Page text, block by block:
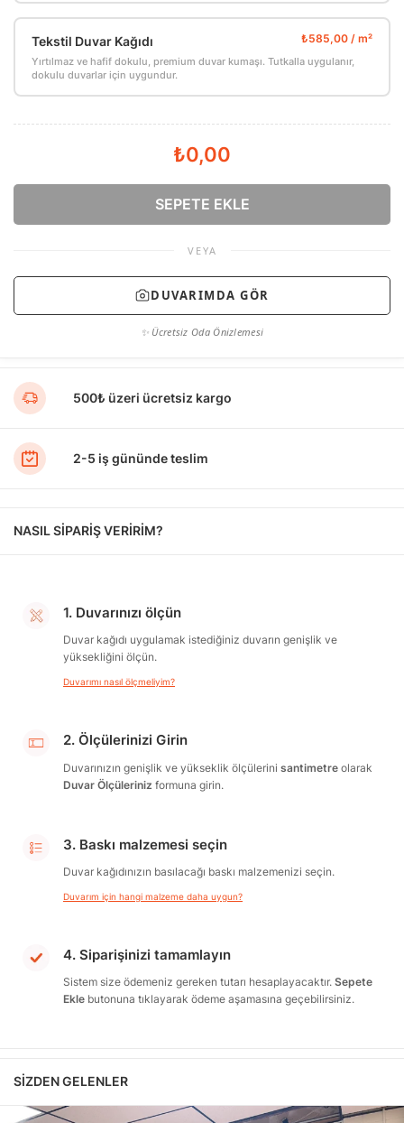
Tekstil Duvar Kağıdı
Yırtılmaz ve hafif dokulu, premium duvar kumaşı. Tutkalla uygulanır,
dokulu duvarlar için uygundur.
₺0,00
SEPETE EKLE
VEYA
DUVARIMDA GÖR
✨ Ücretsiz Oda Önizlemesi
500₺ üzeri ücretsiz kargo
2-5 iş gününde teslim
NASIL SİPARİŞ VERİRİM?
1. Duvarınızı ölçün
Duvar kağıdı uygulamak istediğiniz duvarın genişlik ve
yüksekliğini ölçün.
Duvarımı nasıl ölçmeliyim?
2. Ölçülerinizi Girin
Duvarınızın genişlik ve yükseklik ölçülerini santimetre olarak
Duvar Ölçüleriniz formuna girin.
3. Baskı malzemesi seçin
Duvar kağıdınızın basılacağı baskı malzemenizi seçin.
Duvarım için hangi malzeme daha uygun?
4. Siparişinizi tamamlayın
Sistem size ödemeniz gereken tutarı hesaplayacaktır. Sepete
Ekle butonuna tıklayarak ödeme aşamasına geçebilirsiniz.
SIZDEN GELENLER